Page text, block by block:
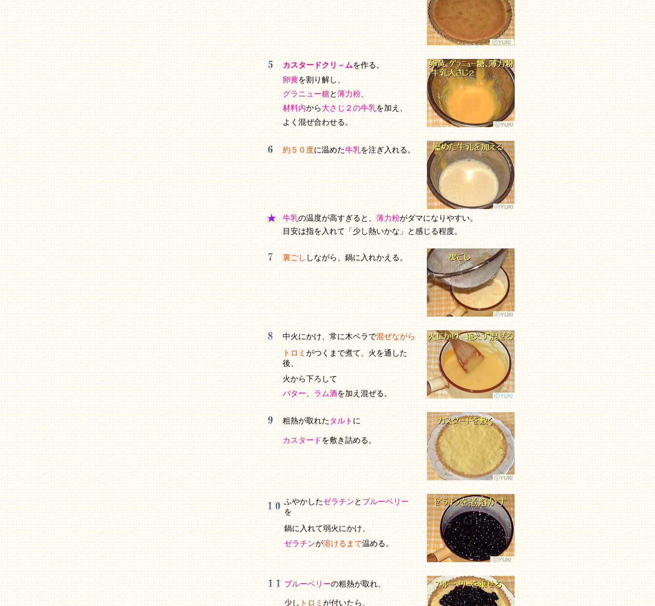
カスタードクリ－ムを作る。
卵黄を割り解し、
グラニュー糖と薄力粉、
材料内から大さじ２の牛乳を加え、
よく混ぜ合わせる。
約５０度に温めた牛乳を注ぎ入れる。
牛乳の温度が高すぎると、薄力粉がダマになりやすい。
目安は指を入れて「少し熱いかな」と感じる程度。
裏ごししながら、鍋に入れかえる。
中火にかけ、常に木ベラで混ぜながら
トロミがつくまで煮て、火を通した
後、
火から下ろして
バター、ラム酒を加え混ぜる。
粗熱が取れたタルトに
カスタードを敷き詰める。
ふやかしたゼラチンとブルーベリー
を
鍋に入れて弱火にかけ、
ゼラチンが溶けるまで温める。
ブルーベリーの粗熱が取れ、
少しトロミが付いたら、